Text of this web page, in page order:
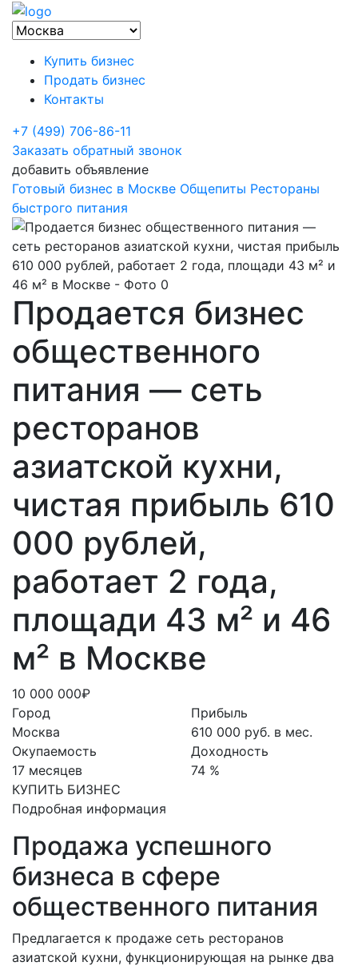
Купить бизнес
Продать бизнес
Контакты
+7 (499) 706-86-11
Заказать обратный звонок
добавить объявление
Готовый бизнес в Москве Общепиты Рестораны
быстрого питания
Продается бизнес
общественного
питания — сеть
ресторанов
азиатской кухни,
чистая прибыль 610
000 рублей,
работает 2 года,
площади 43 м² и 46
м² в Москве
10 000 000₽
Город
Москва
Окупаемость
17 месяцев
КУПИТЬ БИЗНЕС
Прибыль
610 000 руб. в мес.
Доходность
74 %
Подробная информация
Продажа успешного
бизнеса в сфере
общественного питания
Предлагается к продаже сеть ресторанов
азиатской кухни, функционирующая на рынке два